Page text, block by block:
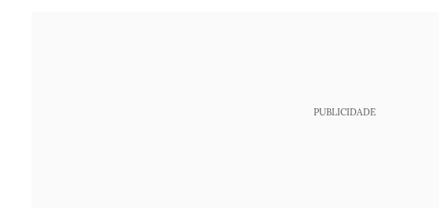
PUBLICIDADE